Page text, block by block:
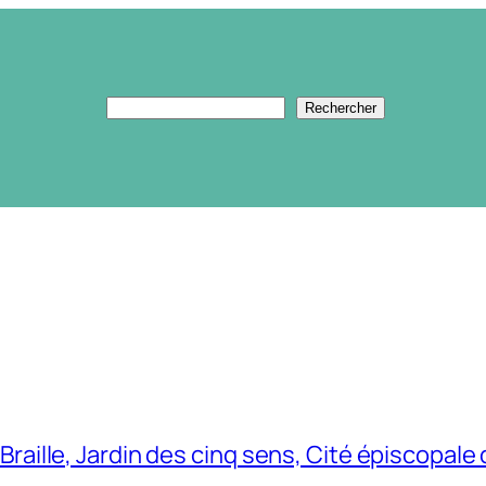
Rechercher Rechercher
Jardin des cinq sens, Cité épiscopale